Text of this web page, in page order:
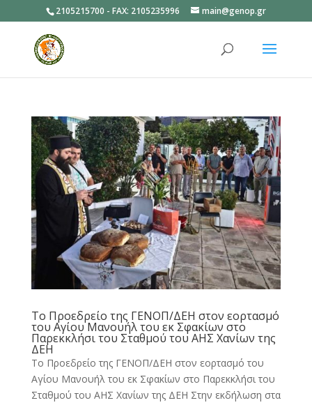
2105215700 - FAX: 2105235996 main@genop.gr
Το Προεδρείο της ΓΕΝΟΠ/ΔΕΗ στον εορτασμό
του Αγίου Μανουήλ του εκ Σφακίων στο
Παρεκκλήσι του Σταθμού του ΑΗΣ Χανίων της
ΔΕΗ
Το Προεδρείο της ΓΕΝΟΠ/ΔΕΗ στον εορτασμό του
Αγίου Μανουήλ του εκ Σφακίων στο Παρεκκλήσι του
Σταθμού του ΑΗΣ Χανίων της ΔΕΗ Στην εκδήλωση στα